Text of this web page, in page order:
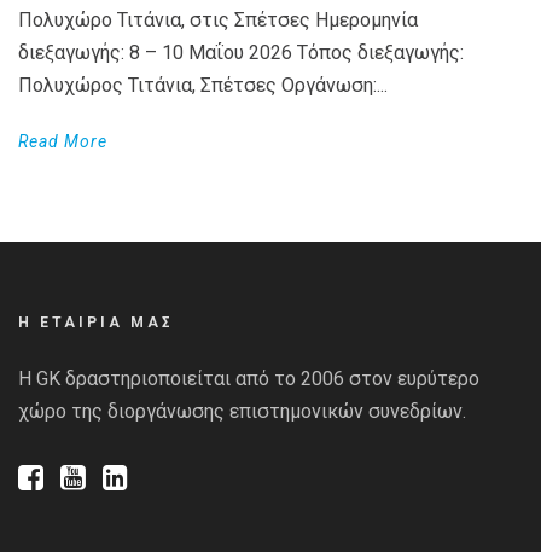
Πολυχώρο Τιτάνια, στις Σπέτσες Ημερομηνία
διεξαγωγής: 8 – 10 Μαΐου 2026 Τόπος διεξαγωγής:
Πολυχώρος Τιτάνια, Σπέτσες Οργάνωση:...
Read More
Η ΕΤΑΙΡΙΑ ΜΑΣ
Η GK δραστηριοποιείται από το 2006 στον ευρύτερο
χώρο της διοργάνωσης επιστημονικών συνεδρίων.